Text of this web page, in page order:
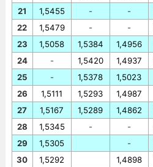
21
22
23
24
25
26
27
28
29
30
1,5455
1,5479
1,5058
-
-
1,5111
1,5167
1,5345
1,5305
1,5292
-
-
1,5384
1,5420
1,5378
1,5293
1,5289
-
-
-
1,4956
1,4937
1,5023
1,4987
1,4862
-
-
1,4898